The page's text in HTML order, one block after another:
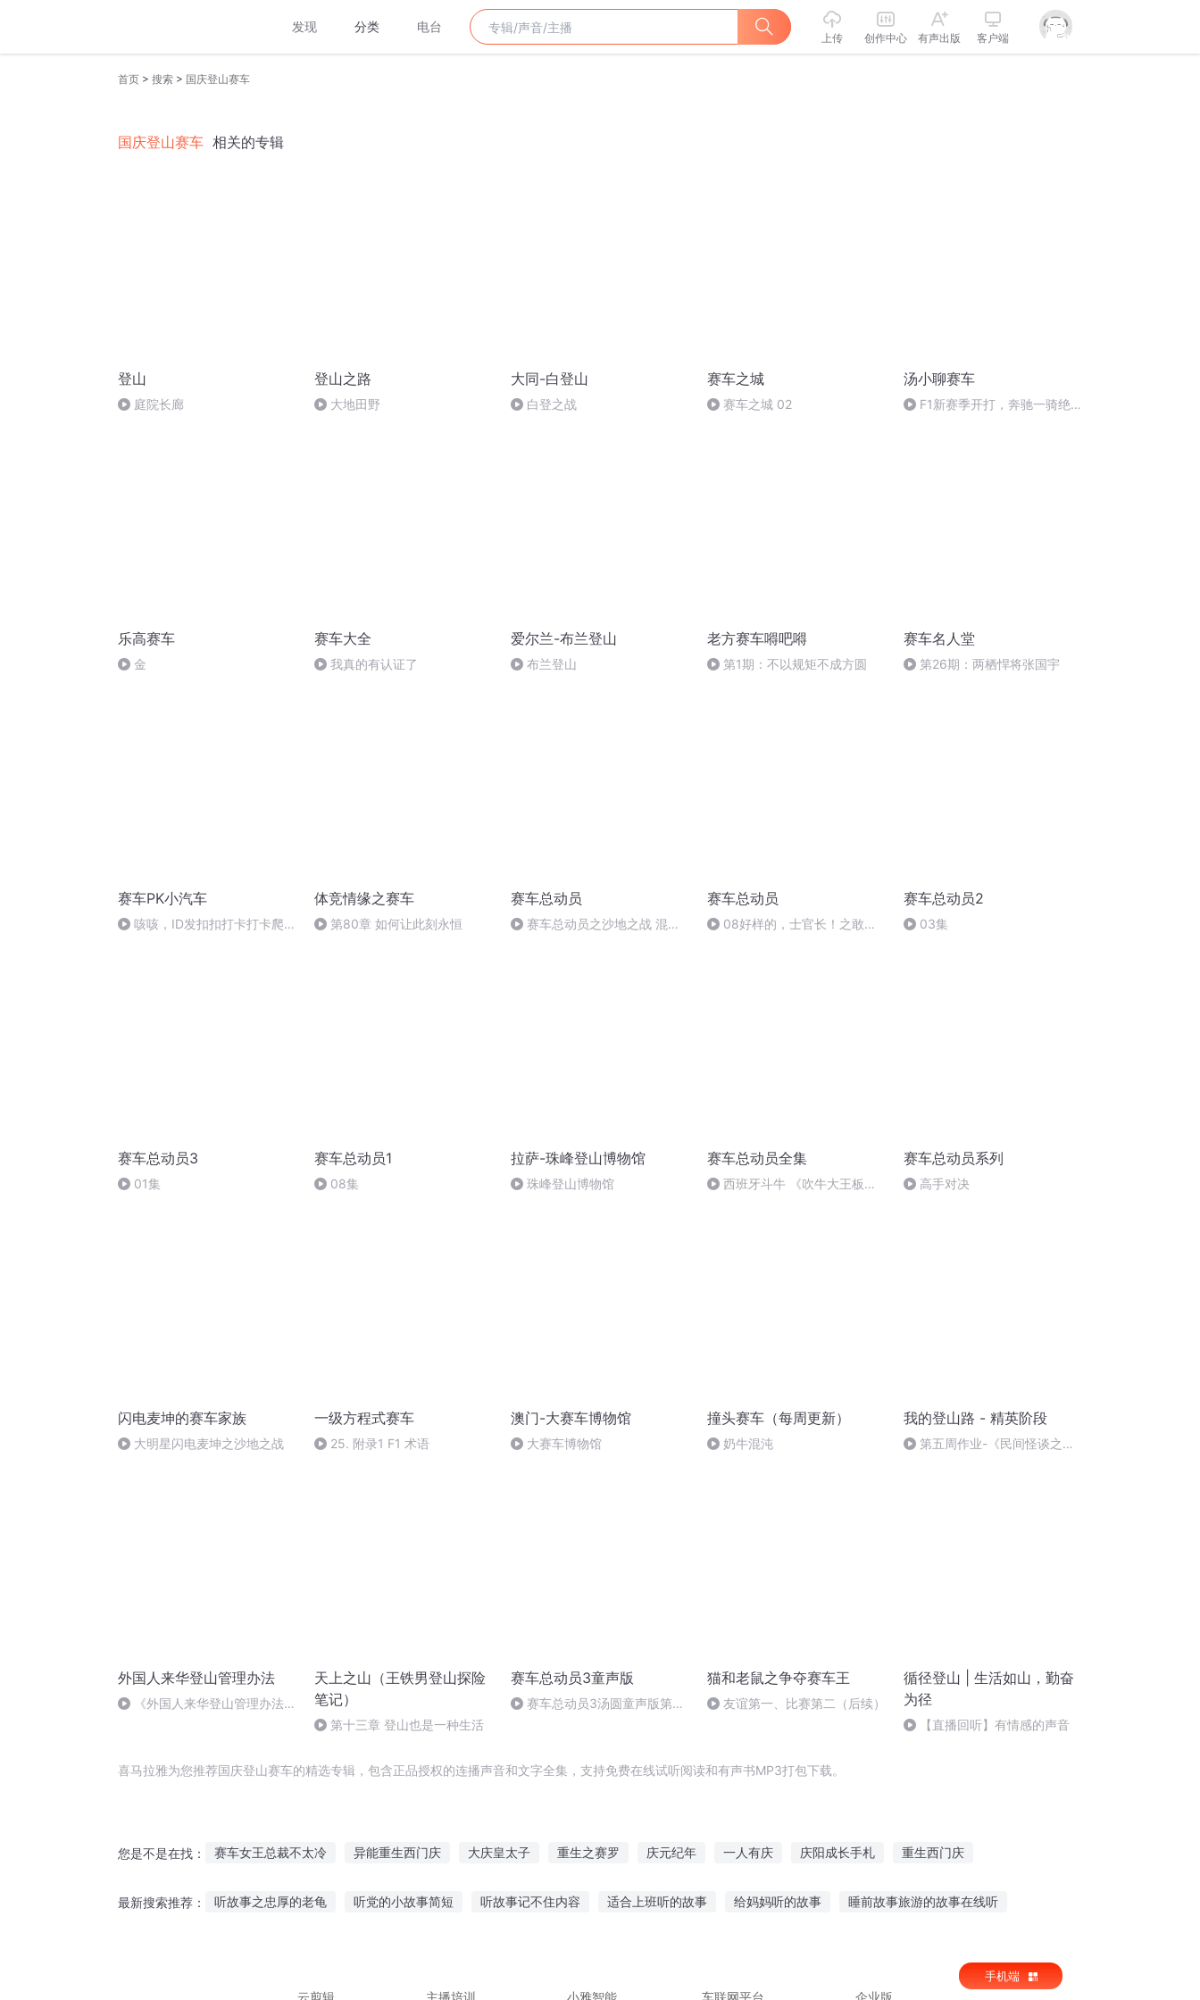
发现 分类 电台
上传 创作中心 有声出版 客户端
首页 > 搜索 > 国庆登山赛车
国庆登山赛车 相关的专辑
登山
庭院长廊
登山之路
大地田野
大同-白登山
白登之战
赛车之城
赛车之城 02
汤小聊赛车
F1新赛季开打，奔驰一骑绝
乐高赛车
金
赛车大全
我真的有认证了
爱尔兰-布兰登山
布兰登山
老方赛车嘚吧嘚
第1期：不以规矩不成方圆
赛车名人堂
第26期：两栖悍将张国宇
赛车PK小汽车
咳咳，ID发扣扣打卡打卡爬山
体竞情缘之赛车
第80章 如何让此刻永恒
赛车总动员
赛车总动员之沙地之战 混音
赛车总动员
08好样的，士官长！之敢于
赛车总动员2
03集
赛车总动员3
01集
赛车总动员1
08集
拉萨-珠峰登山博物馆
珠峰登山博物馆
赛车总动员全集
西班牙斗牛 《吹牛大王板牙
赛车总动员系列
高手对决
闪电麦坤的赛车家族
大明星闪电麦坤之沙地之战
一级方程式赛车
25. 附录1 F1 术语
澳门-大赛车博物馆
大赛车博物馆
撞头赛车（每周更新）
奶牛混沌
我的登山路 - 精英阶段
第五周作业-《民间怪谈之黄
外国人来华登山管理办法
《外国人来华登山管理办法》
天上之山（王铁男登山探险
笔记）
第十三章 登山也是一种生活
赛车总动员3童声版
赛车总动员3汤圆童声版第3
猫和老鼠之争夺赛车王
友谊第一、比赛第二（后续）
循径登山 | 生活如山，勤奋
为径
【直播回听】有情感的声音
喜马拉雅为您推荐国庆登山赛车的精选专辑，包含正品授权的连播声音和文字全集，支持免费在线试听阅读和有声书MP3打包下载。
您是不是在找： 赛车女王总裁不太冷 异能重生西门庆 大庆皇太子 重生之赛罗 庆元纪年 一人有庆 庆阳成长手札 重生西门庆
最新搜索推荐： 听故事之忠厚的老龟 听党的小故事简短 听故事记不住内容 适合上班听的故事 给妈妈听的故事 睡前故事旅游的故事在线听
云剪辑
主播培训 小雅智能 车联网平台 企业版
手机端